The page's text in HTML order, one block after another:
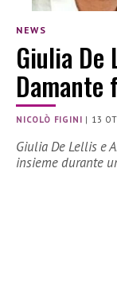
NEWS
Giulia De
NICOLÒ FIGINI | 13
Giulia De Lellis e
insieme durante